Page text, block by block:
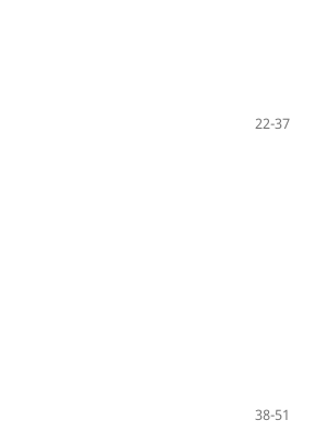
22-37
38-51